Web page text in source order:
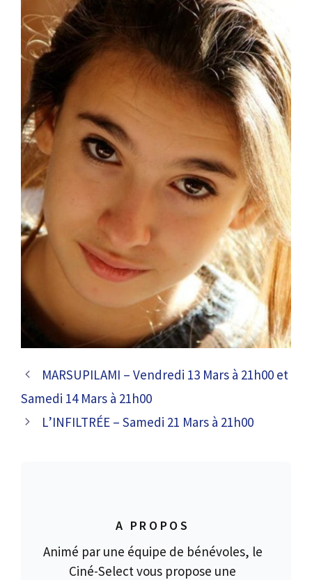
MARSUPILAMI – Vendredi 13 Mars à 21h00 et
Samedi 14 Mars à 21h00
L’INFILTRÉE – Samedi 21 Mars à 21h00
A PROPOS
Animé par une équipe de bénévoles, le
Ciné-Select vous propose une